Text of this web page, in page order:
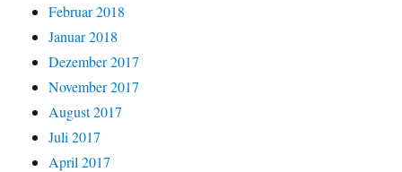
Februar 2018
Januar 2018
Dezember 2017
November 2017
August 2017
Juli 2017
April 2017